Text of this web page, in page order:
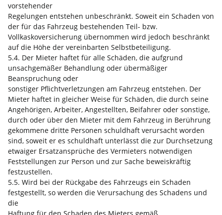
vorstehender
Regelungen entstehen unbeschränkt. Soweit ein Schaden von
der für das Fahrzeug bestehenden Teil- bzw.
Vollkaskoversicherung übernommen wird jedoch beschränkt
auf die Höhe der vereinbarten Selbstbeteiligung.
5.4. Der Mieter haftet für alle Schäden, die aufgrund
unsachgemäßer Behandlung oder übermäßiger
Beanspruchung oder
sonstiger Pflichtverletzungen am Fahrzeug entstehen. Der
Mieter haftet in gleicher Weise für Schäden, die durch seine
Angehörigen, Arbeiter, Angestellten, Beifahrer oder sonstige,
durch oder über den Mieter mit dem Fahrzeug in Berührung
gekommene dritte Personen schuldhaft verursacht worden
sind, soweit er es schuldhaft unterlässt die zur Durchsetzung
etwaiger Ersatzansprüche des Vermieters notwendigen
Feststellungen zur Person und zur Sache beweiskräftig
festzustellen.
5.5. Wird bei der Rückgabe des Fahrzeugs ein Schaden
festgestellt, so werden die Verursachung des Schadens und
die